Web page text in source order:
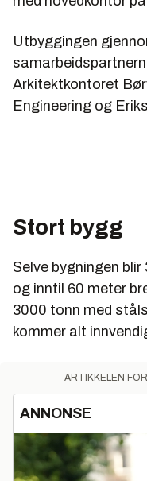
Utbyggingen
Arkitektkontoret
Engineering og
Stort bygg
Selve bygningen
og inntil 60 meter
3000 tonn med
kommer alt
ARTIKKELEN
ANNONSE